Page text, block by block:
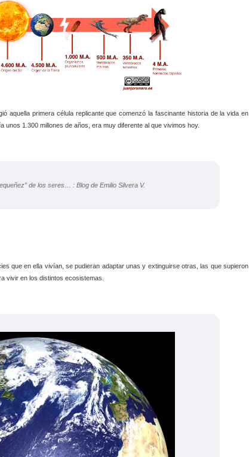
aquella primera célula replicante que comenzó la fascinante historia de la vida en
1.300 millones de años, era muy diferente al que vivimos hoy.
que en ella vivían, se pudieran adaptar unas y extinguirse otras, las que supieron
vivir en los distintos ecosistemas.